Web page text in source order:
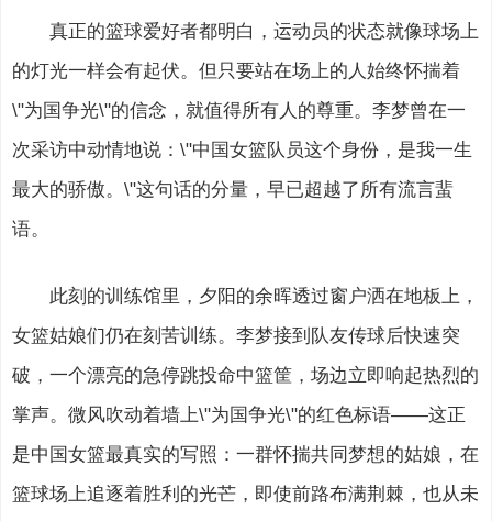
真正的篮球爱好者都明白，运动员的状态就像球场上
的灯光一样会有起伏。但只要站在场上的人始终怀揣着
\"为国争光\"的信念，就值得所有人的尊重。李梦曾在一
次采访中动情地说：\"中国女篮队员这个身份，是我一生
最大的骄傲。\"这句话的分量，早已超越了所有流言蜚
语。
此刻的训练馆里，夕阳的余晖透过窗户洒在地板上，
女篮姑娘们仍在刻苦训练。李梦接到队友传球后快速突
破，一个漂亮的急停跳投命中篮筐，场边立即响起热烈的
掌声。微风吹动着墙上\"为国争光\"的红色标语——这正
是中国女篮最真实的写照：一群怀揣共同梦想的姑娘，在
篮球场上追逐着胜利的光芒，即使前路布满荆棘，也从未